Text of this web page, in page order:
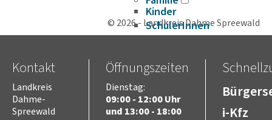
Kinder
SchülerInnen
Jugend
Senioren
Bauen und Infrastruktur
Digitalisierung
Wirtschaftsförderung/
© 2026 - Landkreis Dahme Spreewald
Kontakt
Landkreis
Dahme-
Spreewald
Öffnungszeiten
Dienstag:
09:00 - 12:00 Uhr
und 13:00 - 18:00
i-Kfz